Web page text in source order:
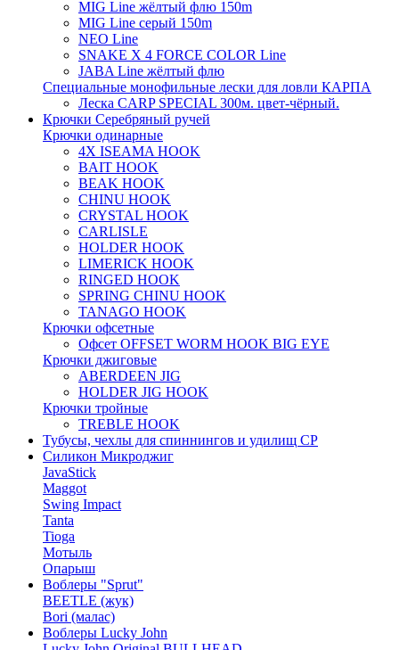
MIG Line жёлтый флю 150m
MIG Line серый 150m
NEO Line
SNAKE X 4 FORCE COLOR Line
JABA Line жёлтый флю
Специальные монофильные лески для ловли КАРПА
Леска CARP SPECIAL 300м. цвет-чёрный.
Крючки Серебряный ручей
Крючки одинарные
4X ISEAMA HOOK
BAIT HOOK
BEAK HOOK
CHINU HOOK
CRYSTAL HOOK
CARLISLE
HOLDER HOOK
LIMERICK HOOK
RINGED HOOK
SPRING CHINU HOOK
TANAGO HOOK
Крючки офсетные
Офсет OFFSET WORM HOOK BIG EYE
Крючки джиговые
ABERDEEN JIG
HOLDER JIG HOOK
Крючки тройные
TREBLE HOOK
Тубусы, чехлы для спиннингов и удилищ СР
Силикон Микроджиг
JavaStick
Maggot
Swing Impact
Tanta
Tioga
Мотыль
Опарыш
Воблеры "Sprut"
BEETLE (жук)
Bori (малас)
Воблеры Lucky John